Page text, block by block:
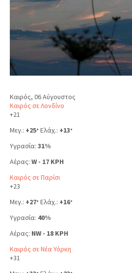
Καιρός, 06 Αύγουστος
Καιρός σε Λονδίνο
+21
Μεγ.: +25° Ελάχ.: +13°
Υγρασία: 31%
Αέρας: W - 17 KPH
Καιρός σε Παρίσι
+23
Μεγ.: +27° Ελάχ.: +16°
Υγρασία: 40%
Αέρας: NW - 18 KPH
Καιρός σε Νέα Υόρκη
+31